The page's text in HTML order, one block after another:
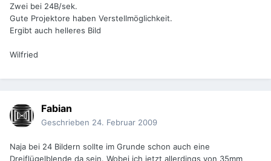
Zwei bei 24B/sek.
Gute Projektore haben Verstellmöglichkeit.
Ergibt auch helleres Bild
Wilfried
Fabian
Geschrieben 24. Februar 2009
Naja bei 24 Bildern sollte im Grunde schon auch eine
Dreiflügelblende da sein. Wobei ich jetzt allerdings von 35mm